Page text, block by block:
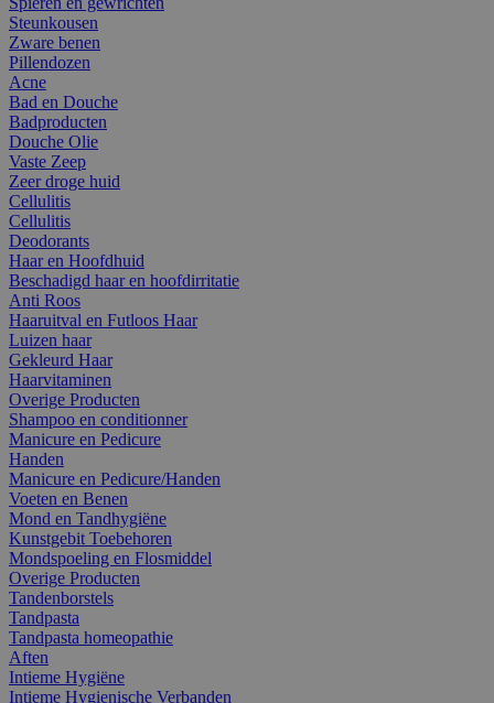
Steunkousen
Zware benen
Pillendozen
Acne
Bad en Douche
Badproducten
Douche Olie
Vaste Zeep
Zeer droge huid
Cellulitis
Cellulitis
Deodorants
Haar en Hoofdhuid
Beschadigd haar en hoofdirritatie
Anti Roos
Haaruitval en Futloos Haar
Luizen haar
Gekleurd Haar
Haarvitaminen
Overige Producten
Shampoo en conditionner
Manicure en Pedicure
Handen
Manicure en Pedicure/Handen
Voeten en Benen
Mond en Tandhygiëne
Kunstgebit Toebehoren
Mondspoeling en Flosmiddel
Overige Producten
Tandenborstels
Tandpasta
Tandpasta homeopathie
Aften
Intieme Hygiëne
Intieme Hygienische Verbanden